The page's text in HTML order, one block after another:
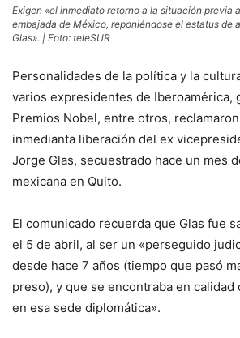
Exigen «el inmediato retorno a la situación previa
embajada de México, reponiéndose el estatus de
Glas». | Foto: teleSUR
Personalidades de la política y la
varios expresidentes de Iberoamérica,
Premios Nobel, entre otros,
inmedianta liberación del ex
Jorge Glas, secuestrado hace un mes
mexicana en Quito.
El comunicado recuerda que Glas fue
el 5 de abril, al ser un «perseguido
desde hace 7 años (tiempo que pasó
preso), y que se encontraba en calidad
en esa sede diplomática».